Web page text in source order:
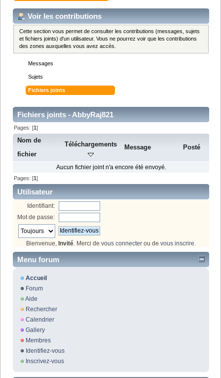
Voir les contributions
Cette section vous permet de consulter les contributions (messages, sujets
et fichiers joints) d'un utilisateur. Vous ne pourrez voir que les contributions
des zones auxquelles vous avez accès.
Messages
Sujets
Fichiers joints
Fichiers joints - AbbyRaj821
Pages: [1]
Nom de
fichier
Téléchargements Message Posté
Aucun fichier joint n'a encore été envoyé.
Pages: [1]
Utilisateur
Identifiant:
Mot de passe:
Bienvenue, Invité. Merci de vous connecter ou de vous inscrire.
Menu forum
Accueil
Forum
Aide
Rechercher
Calendrier
Gallery
Membres
Identifiez-vous
Inscrivez-vous